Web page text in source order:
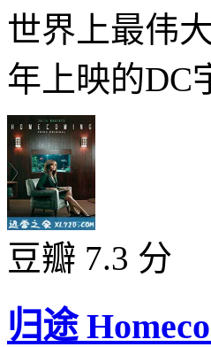
世界上最伟
年上映的DC
豆瓣 7.3 分
归途